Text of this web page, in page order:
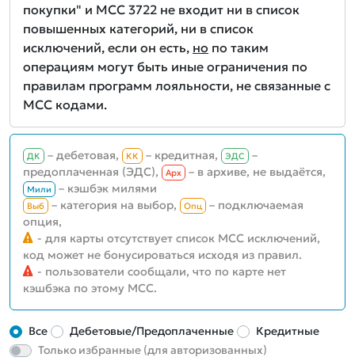
покупки" и MCC 3722 не входит ни в список
повышенных категорий, ни в список
исключений, если он есть, но по таким
операциям могут быть иные ограничения по
правилам программ лояльности, не связанные с
MCC кодами.
ДК – дебетовая, КК – кредитная, ЭДС
–
предоплаченная (ЭДС),
Aрх – в архиве, не выдаётся,
Мили – кэшбэк милями
Выб – категория на выбор, Опц
– подключаемая
опция,
- для карты отсутствует список MCC исключений,
код может не бонусироваться исходя из правил.
- пользователи сообщали, что по карте нет
кэшбэка по этому MCC.
Все Дебетовые/Предоплаченные
Кредитные
Только избранные (для авторизованных)